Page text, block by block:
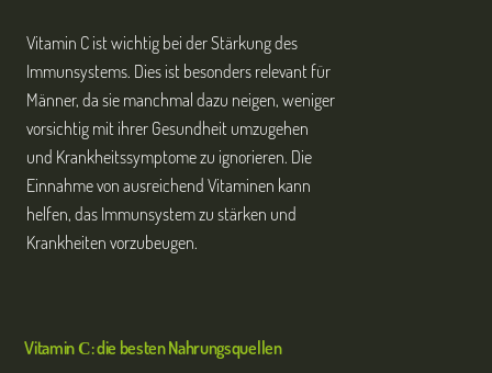
Vitamin C ist wichtig bei der Stärkung des
Immunsystems. Dies ist besonders relevant für
Männer, da sie manchmal dazu neigen, weniger
vorsichtig mit ihrer Gesundheit umzugehen
und Krankheitssymptome zu ignorieren. Die
Einnahme von ausreichend Vitaminen kann
helfen, das Immunsystem zu stärken und
Krankheiten vorzubeugen.
VitaminС: die besten Nahrungsquellen